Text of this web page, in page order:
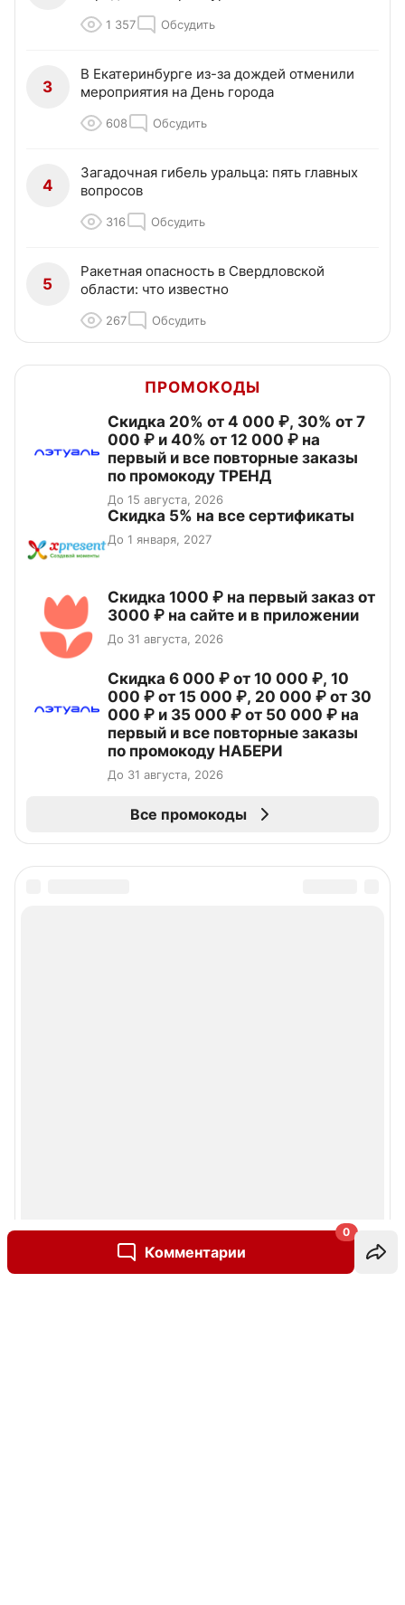
Комментарии
0
1 357 Обсудить
3
В Екатеринбурге из-за дождей отменили
мероприятия на День города
608 Обсудить
4
Загадочная гибель уральца: пять главных
вопросов
316 Обсудить
5
Ракетная опасность в Свердловской
области: что известно
267 Обсудить
ПРОМОКОДЫ
Скидка 20% от 4 000 ₽, 30% от 7
000 ₽ и 40% от 12 000 ₽ на
первый и все повторные заказы
по промокоду ТРЕНД
До 15 августа, 2026
Скидка 5% на все сертификаты
До 1 января, 2027
Скидка 1000 ₽ на первый заказ от
3000 ₽ на сайте и в приложении
До 31 августа, 2026
Скидка 6 000 ₽ от 10 000 ₽, 10
000 ₽ от 15 000 ₽, 20 000 ₽ от 30
000 ₽ и 35 000 ₽ от 50 000 ₽ на
первый и все повторные заказы
по промокоду НАБЕРИ
До 31 августа, 2026
Все промокоды